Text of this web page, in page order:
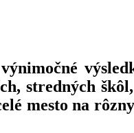
stredných
mesto na